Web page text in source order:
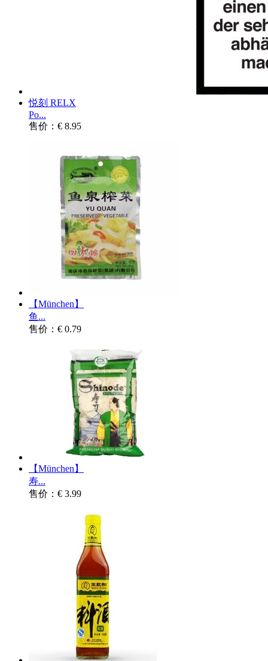
悦刻 RELX
Po...
售价：€ 8.95
【München】
鱼...
售价：€ 0.79
【München】
寿...
售价：€ 3.99